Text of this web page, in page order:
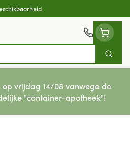
Zoek
op vrijdag 14/08 vanwege de
"container-apotheek"!